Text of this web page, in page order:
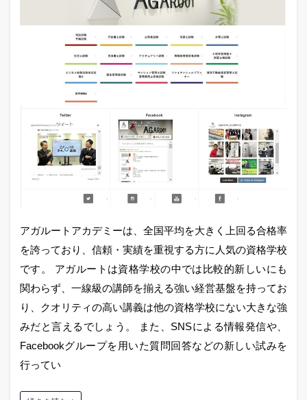
アガルートアカデミーは、全国平均を大きく上回る合格率
を誇っており、信頼・実績を重視する方に人気の資格学校
です。 アガルートは資格学校の中では比較的新しいにも
関わらず、一線級の講師を揃える強い経営基盤を持ってお
り、クオリティの高い講義は他の資格学校にない大きな強
みだと言えるでしょう。 また、SNSによる情報発信や、
Facebookグループを用いた質問回答などの新しい試みを
行ってい